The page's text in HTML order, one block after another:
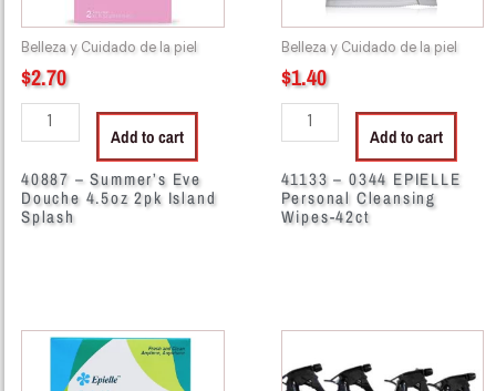
Belleza y Cuidado de la piel
$2.70
Splash
quantity
Add to cart
40887 – Summer’s Eve
Douche 4.5oz 2pk Island
Splash
Belleza y Cuidado de la piel
$1.40
quantity
Add to cart
41133 – 0344 EPIELLE
Personal Cleansing
Wipes-42ct
41127
43004
CH99374